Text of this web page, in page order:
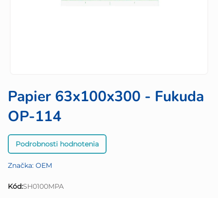
Papier 63x100x300 - Fukuda
OP-114
Priemerné
hodnotenie
je
0,0
Podrobnosti hodnotenia
Značka: OEM
Kód:SH0100MPA